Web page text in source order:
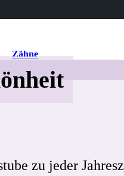
Zähne
zu jeder